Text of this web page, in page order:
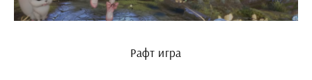
Рафт игра